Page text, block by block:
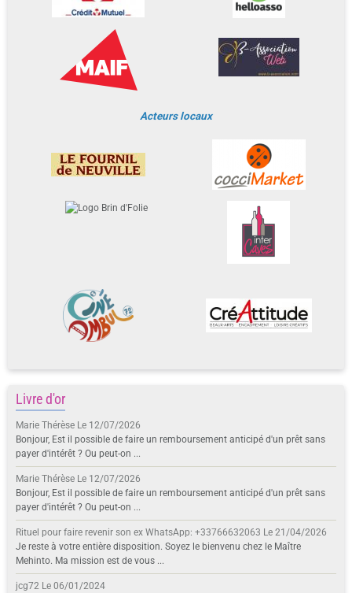
Acteurs locaux
Livre d'or
Marie Thérèse Le 12/07/2026
Bonjour, Est il possible de faire un remboursement anticipé d'un prêt sans
payer d'intérêt ? Ou peut-on ...
Marie Thérèse Le 12/07/2026
Bonjour, Est il possible de faire un remboursement anticipé d'un prêt sans
payer d'intérêt ? Ou peut-on ...
Rituel pour faire revenir son ex WhatsApp: +33766632063 Le 21/04/2026
Je reste à votre entière disposition. Soyez le bienvenu chez le Maître
Mehinto. Ma mission est de vous ...
jcg72 Le 06/01/2024